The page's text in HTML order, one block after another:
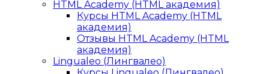
HTML Academy (HTML академия)
Курсы HTML Academy (HTML
академия)
Отзывы HTML Academy (HTML
академия)
Lingualeo (Лингвалео)